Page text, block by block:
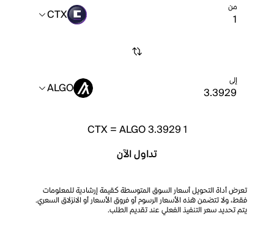
من CTX
إلى ALGO
1
CTX=ALGO 3.3929
تداول الآن
تعرض أداة التحويل أسعار السوق المتوسطة كقيمة إرشادية للمعلومات
فقط، ولا تتضمن هذه الأسعار الرسوم أو فروق الأسعار أو الانزلاق السعري.
يتم تحديد سعر التنفيذ الفعلي عند تقديم الطلب.